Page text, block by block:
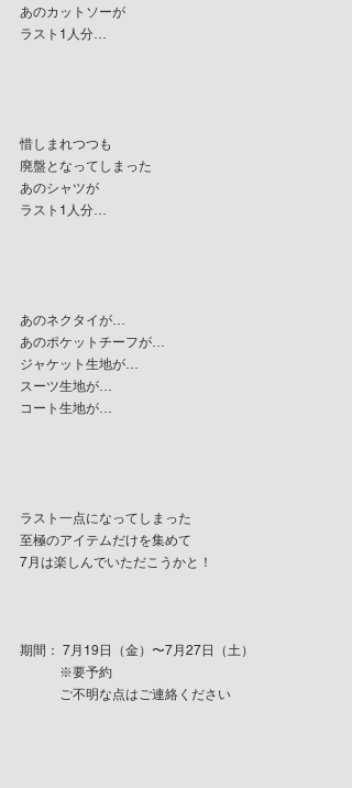
あのカットソーが
ラスト1人分…
惜しまれつつも
廃盤となってしまった
あのシャツが
ラスト1人分…
あのネクタイが…
あのポケットチーフが…
ジャケット生地が…
スーツ生地が…
コート生地が…
ラスト一点になってしまった
至極のアイテムだけを集めて
7月は楽しんでいただこうかと！
期間： 7月19日（金）〜7月27日（土）
※要予約
ご不明な点はご連絡ください